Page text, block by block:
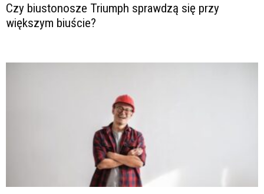
Czy biustonosze Triumph sprawdzą się przy
większym biuście?